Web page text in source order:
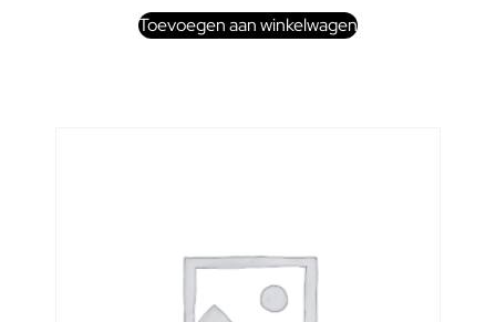
Toevoegen aan winkelwagen